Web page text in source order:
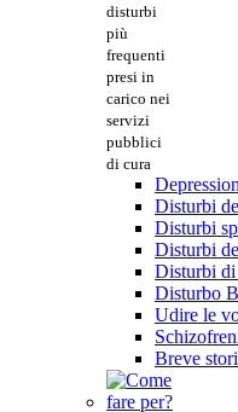
disturbi
più
frequenti
presi in
carico nei
servizi
pubblici
di cura
Disturbi
Disturbi
Disturbi
Disturbi di
Disturbo
Udire le
Breve